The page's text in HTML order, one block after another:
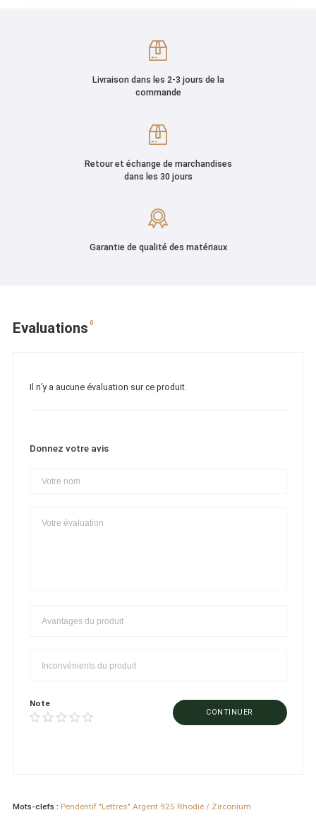
Livraison dans les 2-3 jours de la
commande
Retour et échange de marchandises
dans les 30 jours
Garantie de qualité des matériaux
Evaluations 0
Il n’y a aucune évaluation sur ce produit.
Donnez votre avis
Note
CONTINUER
Mots-clefs : Pendentif "Lettres" Argent 925 Rhodié / Zirconium